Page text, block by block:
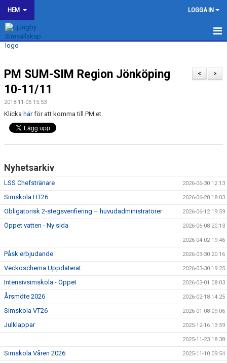
HEM LOGGA IN
LJUNGBY SIMSÄLLSKAP
OM KLUBBEN
BILDGALLERI
KONTAKT
KALENDER
WEBSHOP
>
<
PM SUM-SIM Region Jönköping
10-11/11
2018-11-05 15:53
Klicka härför att komma till PM:et.
Nyhetsarkiv
LSS Chefstränare 2026-06-30 12:13
Simskola HT26 2026-06-28 18:03
Obligatorisk 2-stegsverifiering – huvudadministratörer 2026-06-12 19:59
Öppet vatten - Ny sida 2026-06-08 20:13
2026-04-02 19:46
Påsk erbjudande 2026-03-30 20:16
Veckoschema Uppdaterat 2026-03-30 19:25
Intensivsimskola - Öppet 2026-03-01 08:03
Årsmöte 2026 2026-02-18 14:25
Simskola VT26 2026-01-08 09:06
Julklappar 2025-12-16 13:59
2025-11-23 18:38
Simskola Våren 2026 2025-11-10 09:54